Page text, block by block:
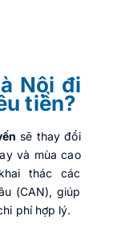
Nội đi
tiền?
sẽ thay đổi
và mùa cao
thác các
(CAN), giúp
phí hợp lý.